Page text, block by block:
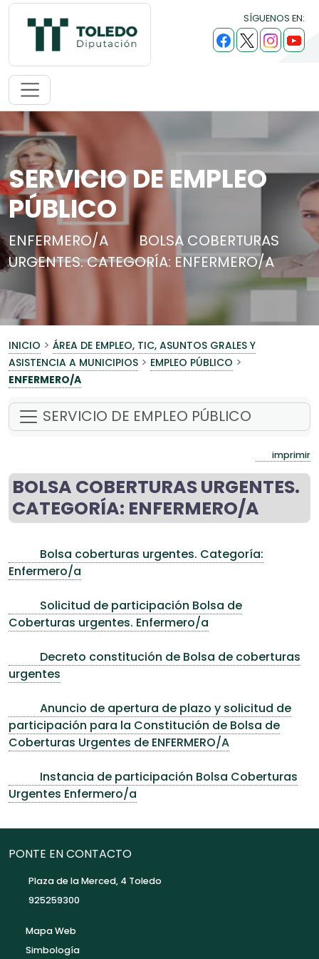
SÍGUENOS EN:
SERVICIO DE EMPLEO
PÚBLICO
ENFERMERO/A
BOLSA COBERTURAS
URGENTES. CATEGORÍA: ENFERMERO/A
INICIO > ÁREA DE EMPLEO, TIC, ASUNTOS GRALES Y
ASISTENCIA A MUNICIPIOS > EMPLEO PÚBLICO >
ENFERMERO/A
SERVICIO DE EMPLEO PÚBLICO
imprimir
BOLSA COBERTURAS URGENTES.
CATEGORÍA: ENFERMERO/A
Bolsa coberturas urgentes. Categoría:
Enfermero/a
Solicitud de participación Bolsa de
Coberturas urgentes. Enfermero/a
Decreto constitución de Bolsa de coberturas
urgentes
Anuncio de apertura de plazo y solicitud de
participación para la Constitución de Bolsa de
Coberturas Urgentes de ENFERMERO/A
Instancia de participación Bolsa Coberturas
Urgentes Enfermero/a
PONTE EN CONTACTO
Plaza de la Merced, 4 Toledo
925259300
Mapa Web
Simbología